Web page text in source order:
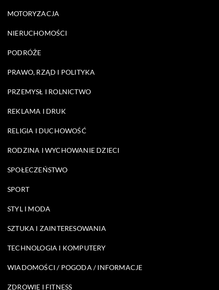
MOTORYZACJA
NIERUCHOMOŚCI
PODRÓŻE
PRAWO, RZĄD I POLITYKA
PRZEMYSŁ I ROLNICTWO
REKLAMA I DRUK
RELIGIA I DUCHOWOŚĆ
RODZINA I WYCHOWANIE DZIECI
SPOŁECZEŃSTWO
SPORT
STYL I MODA
SZTUKA I ZAINTERESOWANIA
TECHNOLOGIA I KOMPUTERY
WIADOMOŚCI / POGODA / INFORMACJE
ZDROWIE I FITNESS